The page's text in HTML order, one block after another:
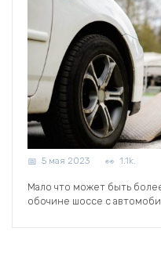
5 мая 2023 1.1k.
Мало что может быть
обочине шоссе с